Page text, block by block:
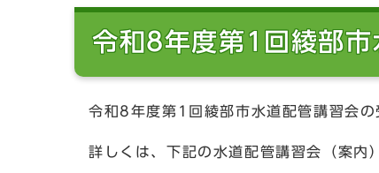
令和8年度第1回綾部市
令和8年度第1回綾部市水道配管講習会の
詳しくは、下記の水道配管講習会（案内